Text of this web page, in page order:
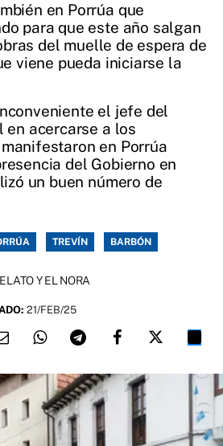
en Porrúa que
para que este año salgan
del muelle de espera de
viene pueda iniciarse la
el jefe del
en acercarse a los
en Porrúa
del Gobierno en
un buen número de
TREVÍN BARBÓN
Y EL NORA
21/FEB/25